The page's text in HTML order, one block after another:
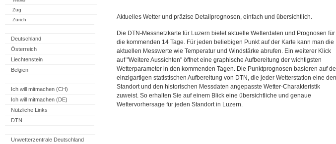
Zug
Zürich
Deutschland
Österreich
Liechtenstein
Belgien
Ich will mitmachen (CH)
Ich will mitmachen (DE)
Nützliche Links
DTN
Unwetterzentrale Deutschland
Aktuelles Wetter und präzise Detailprognosen, einfach und übersichtlich.
Die DTN-Messnetzkarte für Luzern bietet aktuelle Wetterdaten und Prognosen für
die kommenden 14 Tage. Für jeden beliebigen Punkt auf der Karte kann man die
aktuellen Messwerte wie Temperatur und Windstärke abrufen. Ein weiterer Klick
auf "Weitere Aussichten" öffnet eine graphische Aufbereitung der wichtigsten
Wetterparameter in den kommenden Tagen. Die Punktprognosen basieren auf
einzigartigen statistischen Aufbereitung von DTN, die jeder Wetterstation eine
Standort und den historischen Messdaten angepasste Wetter-Charakteristik
zuweist. So erhalten Sie auf einem Blick eine übersichtliche und genaue
Wettervorhersage für jeden Standort in Luzern.